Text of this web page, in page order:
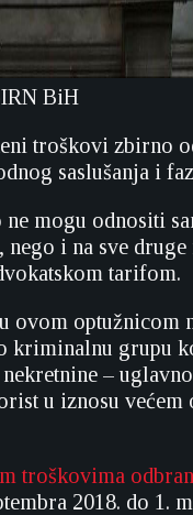
BiH
troškovi zbirno
saslušanja i
mogu odnositi
i na sve druge
tarifom.
optužnicom
kriminalnu grupu
–
u iznosu većem
troškovima
2018. do 1.